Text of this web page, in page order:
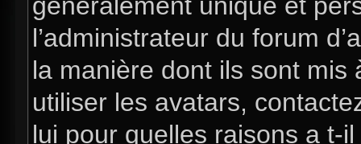
l’administrateur du forum
la manière dont ils sont mis
utiliser les avatars,
lui pour quelles raisons a t-